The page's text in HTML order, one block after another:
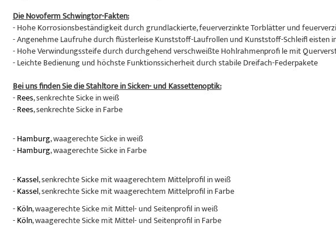
Die Novoferm Schwingtor-Fakten:
- Hohe Korrosionsbeständigkeit durch grundlackierte, feuerverzinkte Torblätter und
- Angenehme Laufruhe durch flüsterleise Kunststoff-Laufrollen und Kunststoff-Schleifl eisten
- Hohe Verwindungssteife durch durchgehend verschweißte Hohlrahmenprofi le mit
- Leichte Bedienung und höchste Funktionssicherheit durch stabile Dreifach-Federpakete
Bei uns finden Sie die Stahltore in Sicken- und Kassettenoptik:
-Rees, senkrechte Sicke in weiß
-Rees, senkrechte Sicke in Farbe
-Hamburg, waagerechte Sicke in weiß
-Hamburg, waagerechte Sicke in Farbe
-Kassel, senkrechte Sicke mit waagerechtem Mittelprofil in weiß
-Kassel, senkrechte Sicke mit waagerechtem Mittelprofil in Farbe
-Köln, waagerechte Sicke mit Mittel- und Seitenprofil in weiß
-Köln, waagerechte Sicke mit Mittel- und Seitenprofil in Farbe